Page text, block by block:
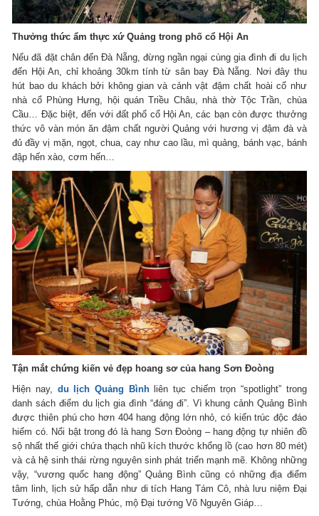
Thưởng thức ẩm thực xứ Quảng trong phố cổ Hội An
Nếu đã đặt chân đến Đà Nẵng, đừng ngần ngại cùng gia đình đi du lịch
đến Hội An, chỉ khoảng 30km tính từ sân bay Đà Nẵng. Nơi đây thu
hút bao du khách bởi không gian và cảnh vật đậm chất hoài cổ như
nhà cổ Phùng Hưng, hội quán Triều Châu, nhà thờ Tộc Trần, chùa
Cầu… Đặc biệt, đến với đất phố cổ Hội An, các bạn còn được thưởng
thức vô vàn món ăn đậm chất người Quảng với hương vị đậm đà và
đủ đầy vị mặn, ngọt, chua, cay như cao lầu, mì quảng, bánh vạc, bánh
đập hến xào, cơm hến…
Tận mắt chứng kiến vẻ đẹp hoang sơ của hang Sơn Đoòng
Hiện nay, du lịch Quảng Bìnhliên tục chiếm trọn “spotlight” trong
danh sách điểm du lịch gia đình “đáng đi”. Vì khung cảnh Quảng Bình
được thiên phú cho hơn 404 hang động lớn nhỏ, có kiến trúc độc đáo
hiếm có. Nổi bật trong đó là hang Sơn Đoòng – hang động tự nhiên đồ
sộ nhất thế giới chứa thạch nhũ kích thước khổng lồ (cao hơn 80 mét)
và cả hệ sinh thái rừng nguyên sinh phát triển mạnh mẽ. Không những
vậy, “vương quốc hang động” Quảng Bình cũng có những địa điểm
tâm linh, lịch sử hấp dẫn như di tích Hang Tám Cô, nhà lưu niệm Đại
Tướng, chùa Hoằng Phúc, mộ Đại tướng Võ Nguyên Giáp…